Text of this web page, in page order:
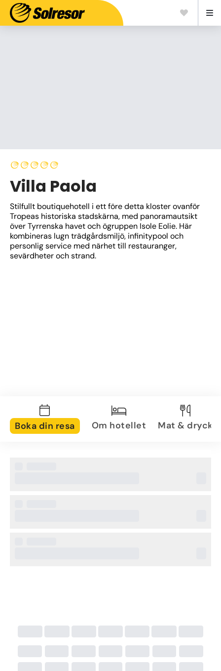
Villa Paola
Stilfullt boutiquehotell i ett före detta kloster ovanför
Tropeas historiska stadskärna, med panoramautsikt
över Tyrrenska havet och ögruppen Isole Eolie. Här
kombineras lugn trädgårdsmiljö, infinitypool och
personlig service med närhet till restauranger,
sevärdheter och strand.
Boka din resa Om hotellet Mat & dryck